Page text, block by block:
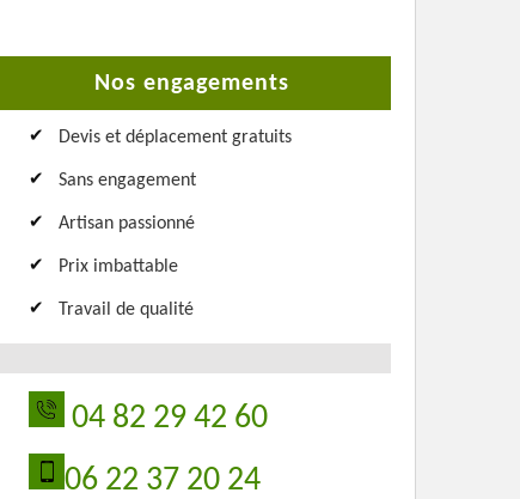
Nos engagements
Devis et déplacement gratuits
Sans engagement
Artisan passionné
Prix imbattable
Travail de qualité
04 82 29 42 60
06 22 37 20 24